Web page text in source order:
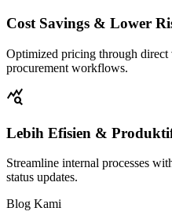
Cost Savings & Lower
Optimized pricing through direct
procurement workflows.
query_stats
Lebih Efisien &
Streamline internal processes
status updates.
Blog Kami